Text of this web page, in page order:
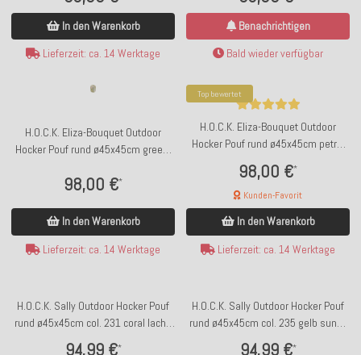
In den Warenkorb
Lieferzeit: ca. 14 Werktage
Benachrichtigen
Bald wieder verfügbar
H.O.C.K. Eliza-Bouquet Outdoor
Hocker Pouf rund ø45x45cm green-
98,00 €*
In den Warenkorb
Lieferzeit: ca. 14 Werktage
Top bewertet
H.O.C.K. Eliza-Bouquet Outdoor
Hocker Pouf rund ø45x45cm petrol
98,00 €*
Kunden-Favorit
In den Warenkorb
Lieferzeit: ca. 14 Werktage
H.O.C.K. Sally Outdoor Hocker Pouf
rund ø45x45cm col. 231 coral lachs
sunny
94,99 €*
H.O.C.K. Sally Outdoor Hocker Pouf
rund ø45x45cm col. 235 gelb sunny
Leopardenmuster
94,99 €*